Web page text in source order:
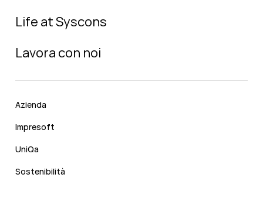
Life at Syscons
Lavora con noi
Azienda
Impresoft
UniQa
Sostenibilità